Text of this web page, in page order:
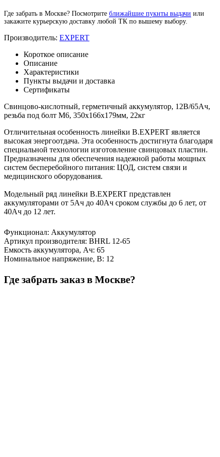
Где забрать в Москве? Посмотрите ближайшие пукнты выдачи или
закажите курьерскую доставку любой ТК по вышему выбору.
Производитель: EXPERT
Короткое описание
Описание
Характеристики
Пункты выдачи и доставка
Сертификаты
Свинцово-кислотный, герметичный аккумулятор, 12В/65Ач,
резьба под болт М6, 350х166х179мм, 22кг
Отличительная особенность линейки В.EXPERT является
высокая энергоотдача. Эта особенность достигнута благодаря
специальной технологии изготовление свинцовых пластин.
Предназначены для обеспечения надежной работы мощных
систем бесперебойного питания: ЦОД, систем связи и
медицинского оборудования.
Модельный ряд линейки B.EXPERT представлен
аккумуляторами от 5Ач до 40Ач сроком службы до 6 лет, от
40Ач до 12 лет.
Функционал: Аккумулятор
Артикул производителя: BHRL 12-65
Емкость аккумулятора, Ач: 65
Номинальное напряжение, В: 12
Где забрать заказ в Москве?